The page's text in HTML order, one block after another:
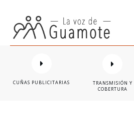
CUÑAS PUBLICITARIAS
TRANSMISIÓN Y
COBERTURA